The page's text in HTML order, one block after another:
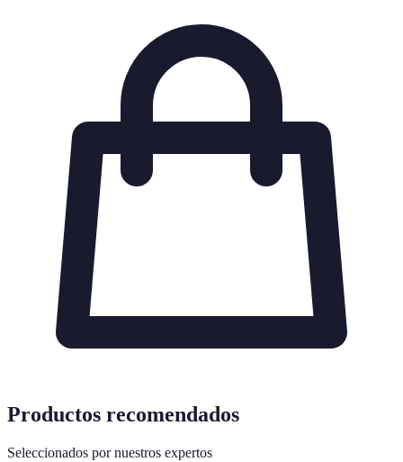
Productos recomendados
Seleccionados por nuestros expertos